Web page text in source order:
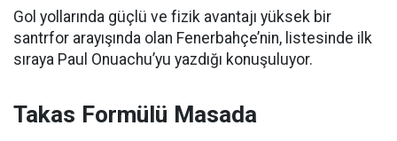
Gol yollarında güçlü ve fizik avantajı yüksek bir
santrfor arayışında olan Fenerbahçe’nin, listesinde ilk
sıraya Paul Onuachu’yu yazdığı konuşuluyor.
Takas Formülü Masada